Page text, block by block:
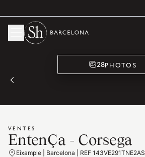
28PHOTOS
VENTES
EntenÇa - Corsega
Eixample | Barcelona | REF 143VE291TNE2AS